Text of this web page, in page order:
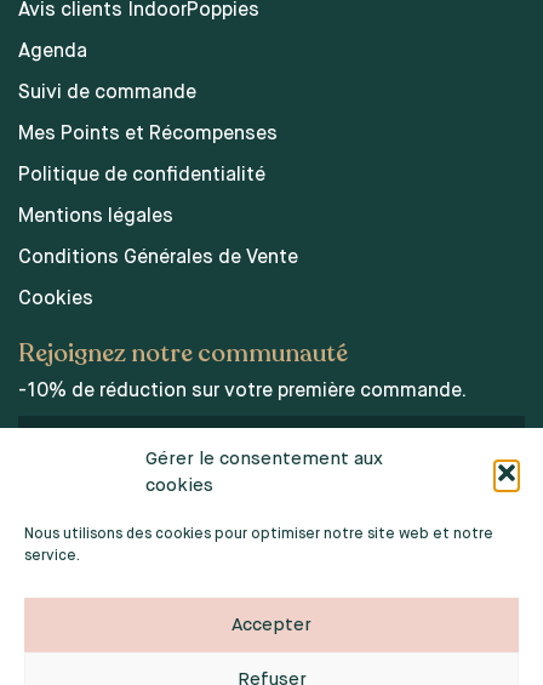
Gérer le consentement aux
cookies
Nous utilisons des cookies pour optimiser notre site web et notre
service.
Accepter
Refuser
Avis clients IndoorPoppies
Agenda
Suivi de commande
Mes Points et Récompenses
Politique de confidentialité
Mentions légales
Conditions Générales de Vente
Cookies
Rejoignez notre communauté
-10% de réduction sur votre première commande.
personnelles.